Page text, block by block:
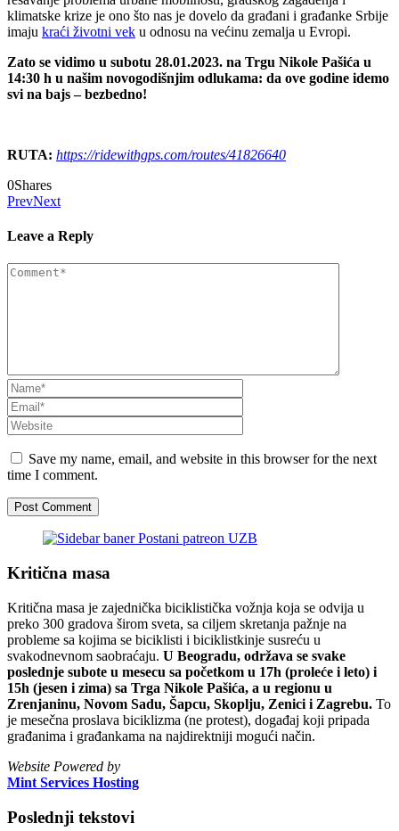
klimatske krize je ono što nas je dovelo da građani i građanke Srbije
imaju kraći životni vek u odnosu na većinu zemalja u Evropi.
Zato se vidimo u subotu 28.01.2023. na Trgu Nikole Pašića u
14:30 h u našim novogodišnjim odlukama: da ove godine idemo
svi na bajs – bezbedno!
RUTA: https://ridewithgps.com/routes/41826640
0Shares
PrevNext
Leave a Reply
Save my name, email, and website in this browser for the next
time I comment.
Kritična masa
Kritična masa je zajednička biciklistička vožnja koja se odvija u
preko 300 gradova širom sveta, sa ciljem skretanja pažnje na
probleme sa kojima se biciklisti i biciklistkinje susreću u
svakodnevnom saobraćaju. U Beogradu, održava se svake
poslednje subote u mesecu sa početkom u 17h (proleće i leto) i
15h (jesen i zima) sa Trga Nikole Pašića, a u regionu u
Zrenjaninu, Novom Sadu, Šapcu, Skoplju, Zenici i Zagrebu. To
je mesečna proslava biciklizma (ne protest), događaj koji pripada
građanima i građankama na najdirektniji mogući način.
Website Powered by
Mint Services Hosting
Poslednji tekstovi